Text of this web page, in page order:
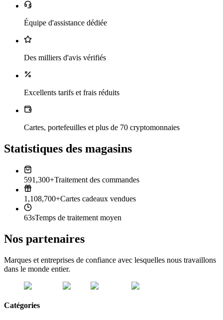
Équipe d'assistance dédiée
Des milliers d'avis vérifiés
Excellents tarifs et frais réduits
Cartes, portefeuilles et plus de 70 cryptomonnaies
Statistiques des magasins
591,300+Traitement des commandes
1,108,700+Cartes cadeaux vendues
63sTemps de traitement moyen
Nos partenaires
Marques et entreprises de confiance avec lesquelles nous travaillons
dans le monde entier.
Catégories